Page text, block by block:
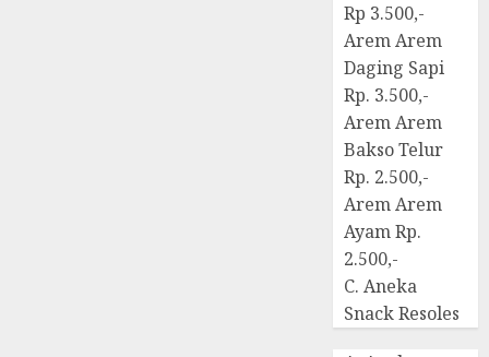
Rp 3.500,-
Arem Arem
Daging Sapi
Rp. 3.500,-
Arem Arem
Bakso Telur
Rp. 2.500,-
Arem Arem
Ayam Rp.
2.500,-
C. Aneka
Snack Resoles